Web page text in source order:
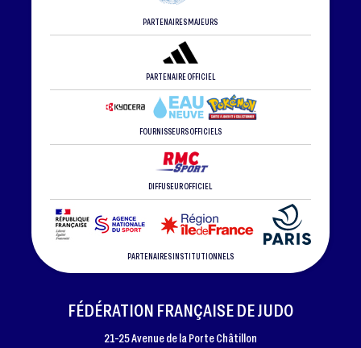
PARTENAIRES MAJEURS
PARTENAIRE OFFICIEL
FOURNISSEURS OFFICIELS
DIFFUSEUR OFFICIEL
PARTENAIRES INSTITUTIONNELS
FÉDÉRATION FRANÇAISE DE JUDO
21-25 Avenue de la Porte Châtillon